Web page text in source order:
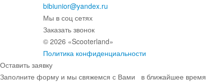
bibiunior@yandex.ru
Мы в соц сетях
Заказать звонок
© 2026 «Scooterland»
Политика конфиденциальности
Оставить заявку
Заполните форму и мы свяжемся с Вами в ближайшее время